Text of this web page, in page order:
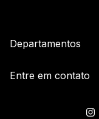
Departamentos
Entre em contato